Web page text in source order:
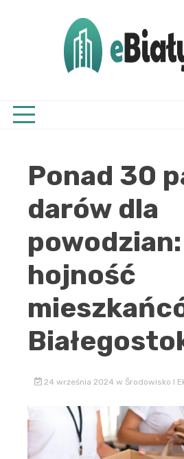
Ponad 30
darów dla
powodzian:
hojność
24 września 2024 w Środowisko I